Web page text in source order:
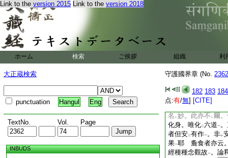
Link to the version 2015 Link to the version 2018
ホーム 検索 ご挨拶 組織 利
大正蔵検索
punctuation Hangul Eng
TextNo. Vol. Page
INBUDS
守護國界章 (No.
182 183 184
点:有/無] [CITE]
於火宅一。寧不レ乖二
一往成就。如二
經舍
。此顯 下能起二 化
妙。此亦不
八相三身。十界衆
身遮那。居
常寂光
二乘一 不即化身耳。
亦云。二者教化成
云。種種知見者。示
知見一。於二化身中
苦。一切淨因。
名 レ妙。此亦不 レ爾
化身。唯化二六道一
者但安二有作一。非レ
果一耶 麁食者亦云
經種種念觀故一。論